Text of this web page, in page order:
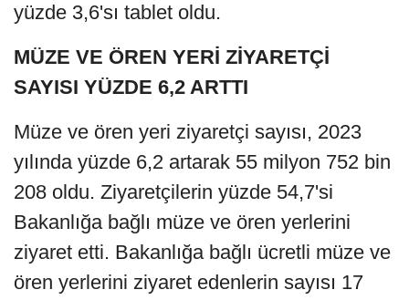
yüzde 3,6'sı tablet oldu.
MÜZE VE ÖREN YERİ ZİYARETÇİ
SAYISI YÜZDE 6,2 ARTTI
Müze ve ören yeri ziyaretçi sayısı, 2023
yılında yüzde 6,2 artarak 55 milyon 752 bin
208 oldu. Ziyaretçilerin yüzde 54,7'si
Bakanlığa bağlı müze ve ören yerlerini
ziyaret etti. Bakanlığa bağlı ücretli müze ve
ören yerlerini ziyaret edenlerin sayısı 17